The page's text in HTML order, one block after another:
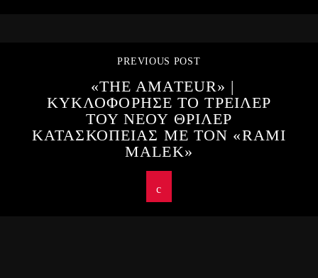
PREVIOUS POST
«THE AMATEUR» |
ΚΥΚΛΟΦΟΡΗΣΕ ΤΟ ΤΡΕΙΛΕΡ
ΤΟΥ ΝΕΟΥ ΘΡΙΛΕΡ
ΚΑΤΑΣΚΟΠΕΙΑΣ ΜΕ ΤΟΝ «RAMI
MALEK»